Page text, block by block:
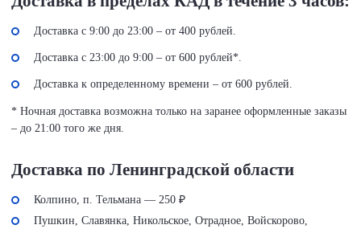
Доставка с 9:00 до 23:00 – от 400 рублей.
Доставка с 23:00 до 9:00 – от 600 рублей*.
Доставка к определенному времени – от 600 рублей.
* Ночная доставка возможна только на заранее оформленные заказы
– до 21:00 того же дня.
Доставка по Ленинградской области
Колпино, п. Тельмана — 250 ₽
Пушкин, Славянка, Никольское, Отрадное, Войскорово,